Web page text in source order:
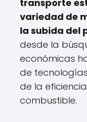
transporte
variedad de
la subida del
desde la
económicas
de
de la
combustible.